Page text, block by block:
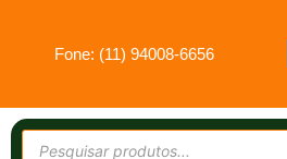
Fone: (11) 94008-6656